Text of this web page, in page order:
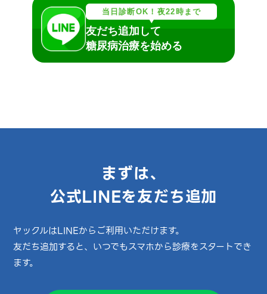
当日診断OK！夜22時まで
友だち追加して
糖尿病治療を始める
まずは、
公式LINEを友だち追加
ヤックルはLINEからご利用いただけます。
友だち追加すると、いつでもスマホから診療をスタートでき
ます。